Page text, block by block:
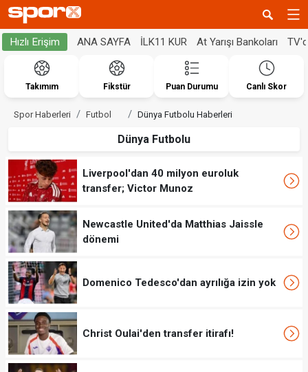
Hızlı Erişim ANA SAYFA İLK11 KUR At Yarışı Bankoları
Takımım Fikstür Puan Durumu Canlı Skor
Spor Haberleri Futbol Dünya Futbolu Haberleri
Dünya Futbolu
Liverpool'dan 40 milyon euroluk
transfer; Victor Munoz
Newcastle United'da Matthias Jaissle
dönemi
Domenico Tedesco'dan ayrılığa izin yok
Christ Oulai'den transfer itirafı!